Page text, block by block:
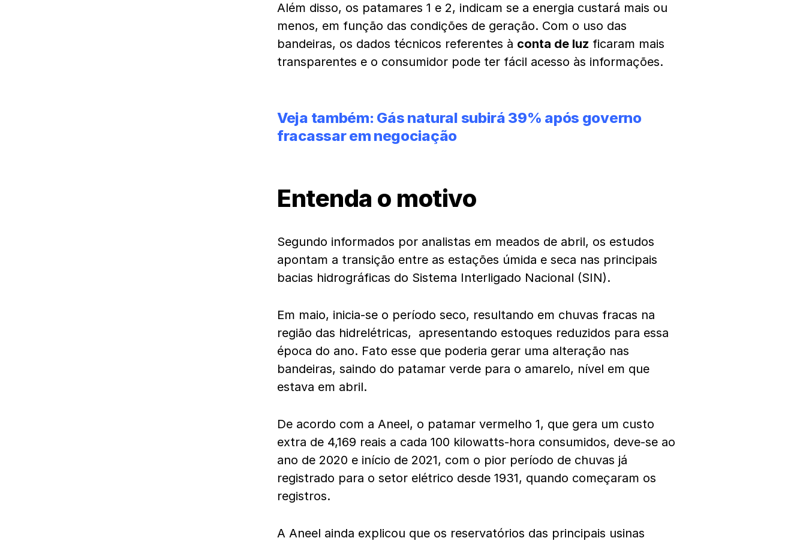
Além disso, os patamares 1 e 2, indicam se a energia custará mais ou
menos, em função das condições de geração. Com o uso das
bandeiras, os dados técnicos referentes à conta de luz ficaram mais
transparentes e o consumidor pode ter fácil acesso às informações.
Veja também: Gás natural subirá 39% após governo
fracassar em negociação
Entenda o motivo
Segundo informados por analistas em meados de abril, os estudos
apontam a transição entre as estações úmida e seca nas principais
bacias hidrográficas do Sistema Interligado Nacional (SIN).
Em maio, inicia-se o período seco, resultando em chuvas fracas na
região das hidrelétricas, apresentando estoques reduzidos para essa
época do ano. Fato esse que poderia gerar uma alteração nas
bandeiras, saindo do patamar verde para o amarelo, nível em que
estava em abril.
De acordo com a Aneel, o patamar vermelho 1, que gera um custo
extra de 4,169 reais a cada 100 kilowatts-hora consumidos, deve-se ao
ano de 2020 e início de 2021, com o pior período de chuvas já
registrado para o setor elétrico desde 1931, quando começaram os
registros.
A Aneel ainda explicou que os reservatórios das principais usinas